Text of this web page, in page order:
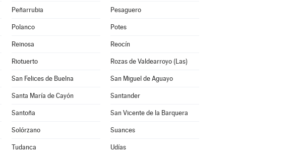
Peñarrubia Pesaguero
Polanco Potes
Reinosa Reocín
Riotuerto Rozas de Valdearroyo (Las)
San Felices de Buelna San Miguel de Aguayo
Santa María de Cayón Santander
Santoña San Vicente de la Barquera
Solórzano Suances
Tudanca Udías